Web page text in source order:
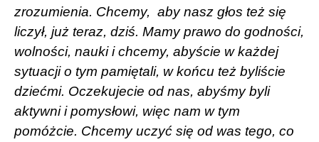
zrozumienia. Chcemy, aby nasz głos też się
liczył, już teraz, dziś. Mamy prawo do godności,
wolności, nauki i chcemy, abyście w każdej
sytuacji o tym pamiętali, w końcu też byliście
dziećmi. Oczekujecie od nas, abyśmy byli
aktywni i pomysłowi, więc nam w tym
pomóżcie. Chcemy uczyć się od was tego, co